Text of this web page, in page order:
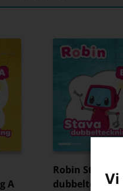
A
Robin Stava
Vi